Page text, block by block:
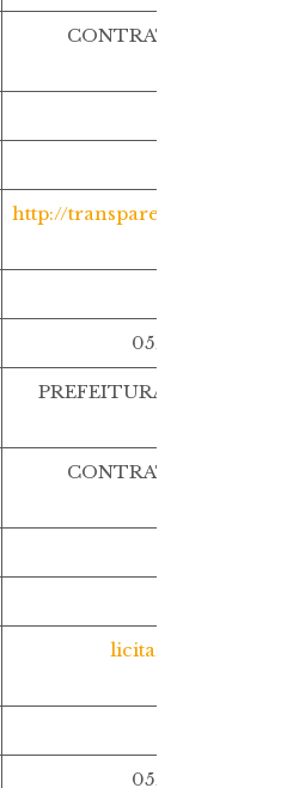
CONTRATAÇÃO DE
http://
05/09/2022 ÀS
PREFEITURA MUNICIPAL
CONTRATAÇÃO DE
05/09/2022 ÀS